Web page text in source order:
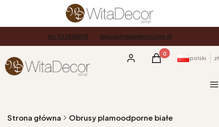
tel. 513569878 poczta@witadecor.com.pl
Zaloguj sięProdukty w
Koszyk polski zł
Strona główna Obrusy plamoodporne białe